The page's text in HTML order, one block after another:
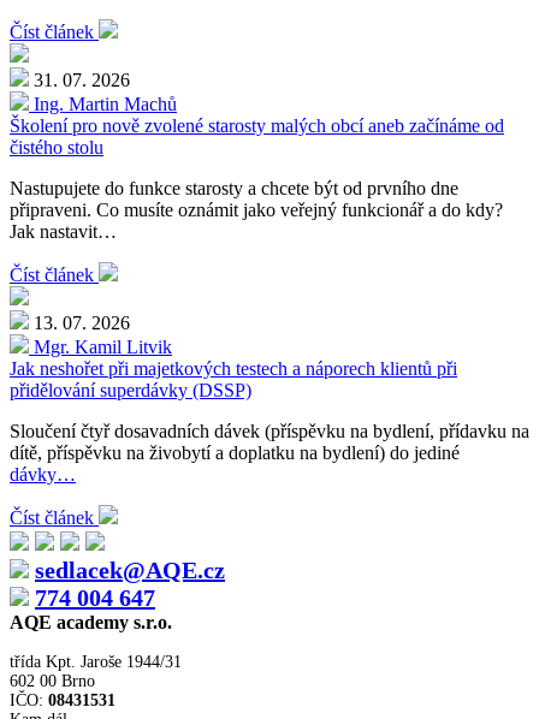
Číst článek
31. 07. 2026
Ing. Martin Machů
Školení pro nově zvolené starosty malých obcí aneb začínáme od
čistého stolu
Nastupujete do funkce starosty a chcete být od prvního dne
připraveni. Co musíte oznámit jako veřejný funkcionář a do kdy?
Jak nastavit…
Číst článek
13. 07. 2026
Mgr. Kamil Litvik
Jak neshořet při majetkových testech a náporech klientů při
přidělování superdávky (DSSP)
Sloučení čtyř dosavadních dávek (příspěvku na bydlení, přídavku na
dítě, příspěvku na živobytí a doplatku na bydlení) do jediné
dávky…
Číst článek
sedlacek@AQE.cz
774 004 647
AQE academy s.r.o.
třída Kpt. Jaroše 1944/31
602 00 Brno
IČO: 08431531